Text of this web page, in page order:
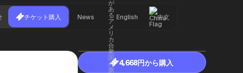
チケット購入 News English 中文
4,668円から購入